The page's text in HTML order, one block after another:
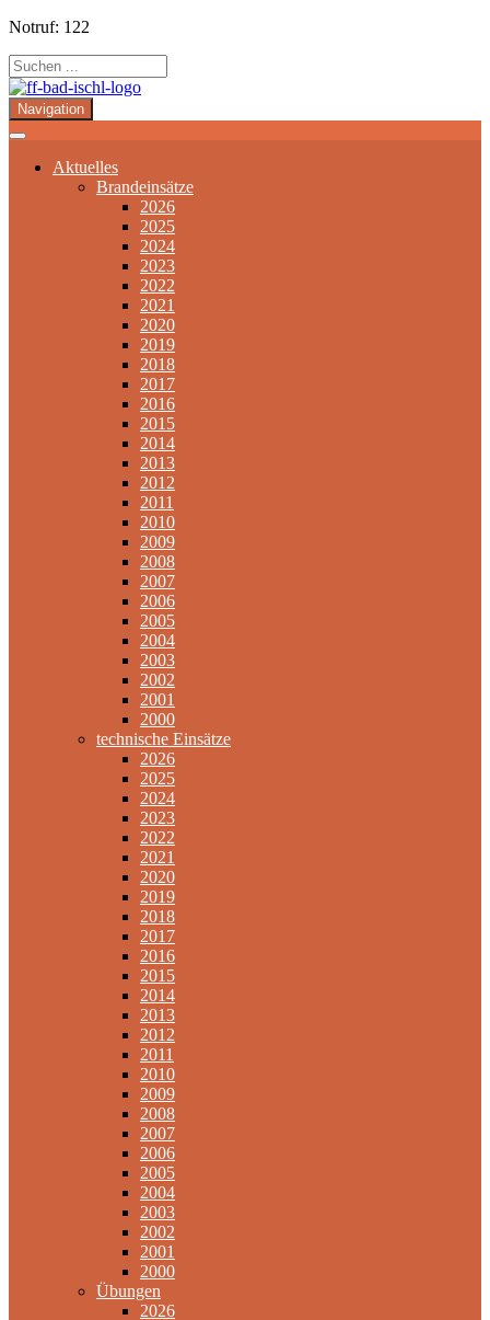
Notruf: 122
Navigation
Aktuelles
Brandeinsätze
2026
2025
2024
2023
2022
2021
2020
2019
2018
2017
2016
2015
2014
2013
2012
2011
2010
2009
2008
2007
2006
2005
2004
2003
2002
2001
2000
technische Einsätze
2026
2025
2024
2023
2022
2021
2020
2019
2018
2017
2016
2015
2014
2013
2012
2011
2010
2009
2008
2007
2006
2005
2004
2003
2002
2001
2000
Übungen
2026